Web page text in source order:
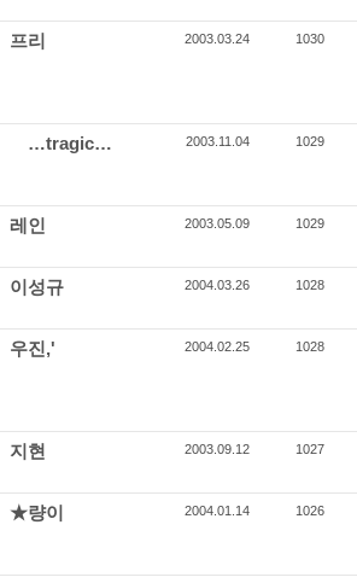
프리 2003.03.24 1030
…tragic… 2003.11.04 1029
레인 2003.05.09 1029
이성규 2004.03.26 1028
우진,' 2004.02.25 1028
지현 2003.09.12 1027
★량이 2004.01.14 1026